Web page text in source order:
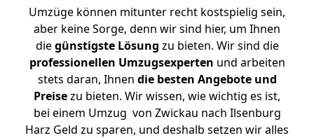
Umzüge können mitunter recht kostspielig sein,
aber keine Sorge, denn wir sind hier, um Ihnen
diegünstigste Lösung zu bieten. Wir sind die
professionellen Umzugsexperten und arbeiten
stets daran, Ihnen die besten Angebote und
Preisezu bieten. Wir wissen, wie wichtig es ist,
bei einem Umzug von Zwickau nach Ilsenburg
Harz Geld zu sparen, und deshalb setzen wir alles